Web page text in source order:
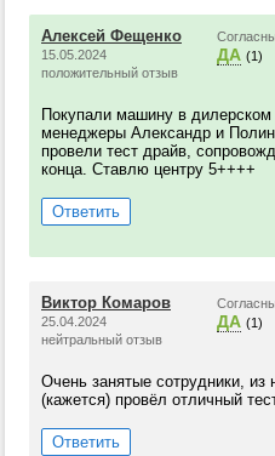
Алексей Фещенко
15.05.2024
положительный отзыв
ДА (1)
Покупали машину в
менеджеры Александр и
провели тест драйв,
конца. Ставлю центру 5++++
Ответить
Виктор Комаров
25.04.2024
нейтральный отзыв
ДА (1)
Очень занятые сотрудники, из
(кажется) провёл отличный
Ответить